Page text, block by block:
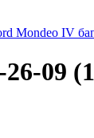
Mondeo IV
09